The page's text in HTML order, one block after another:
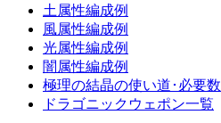
土属性編成例
風属性編成例
光属性編成例
闇属性編成例
極理の結晶の使い道･必要数
ドラゴニックウェポン一覧